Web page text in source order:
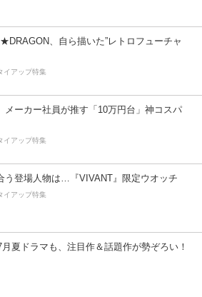
、自ら描いた”レトロフューチャ
イアップ特集
メーカー社員が推す「10万円台」神コスパ
イアップ特集
う登場人物は…『VIVANT』限定ウオッチ
イアップ特集
夏ドラマも、注目作＆話題作が勢ぞろい！